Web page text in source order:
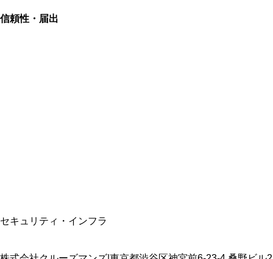
信頼性・届出
セキュリティ・インフラ